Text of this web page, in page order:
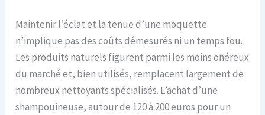
Maintenir l’éclat et la tenue d’une moquette
n’implique pas des coûts démesurés ni un temps fou.
Les produits naturels figurent parmi les moins onéreux
du marché et, bien utilisés, remplacent largement de
nombreux nettoyants spécialisés. L’achat d’une
shampouineuse, autour de 120 à 200 euros pour un